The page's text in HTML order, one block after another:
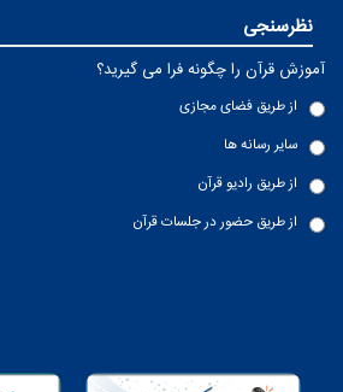
نظرسنجی
آموزش قرآن را چگونه فرا می گیرید؟
از طریق فضای مجازی
سایر رسانه ها
از طریق رادیو قرآن
از طریق حضور در جلسات قرآن